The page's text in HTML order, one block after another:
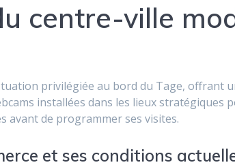
centre-ville
privilégiée au bord du Tage, offrant
installées dans les lieux stratégiques
avant de programmer ses visites.
et ses conditions